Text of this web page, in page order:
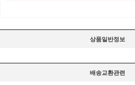
상품일반정보
배송교환관련